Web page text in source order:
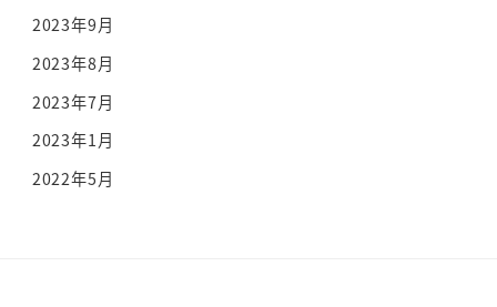
2023年9月
2023年8月
2023年7月
2023年1月
2022年5月